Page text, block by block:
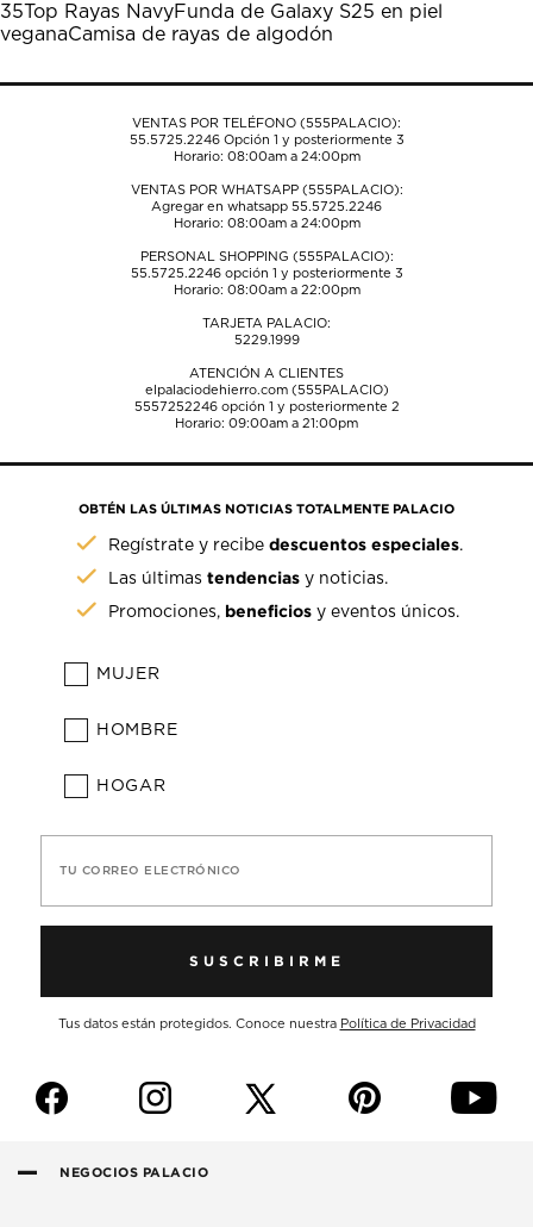
abrirá
el
de
abrirá
el
de
abrirá
el
de
abrirá
el
de
abrirá
el
de
35Top Rayas NavyFunda de Galaxy S25 en piel
veganaCamisa de rayas de algodón
VENTAS POR TELÉFONO (555PALACIO):
55.5725.2246Opción 1 y posteriormente 3
Horario: 08:00am a 24:00pm
VENTAS POR WHATSAPP (555PALACIO):
Agregar en whatsapp 55.5725.2246
Horario: 08:00am a 24:00pm
PERSONAL SHOPPING (555PALACIO):
55.5725.2246opción 1 y posteriormente 3
Horario: 08:00am a 22:00pm
TARJETA PALACIO:
5229.1999
ATENCIÓN A CLIENTES
elpalaciodehierro.com (555PALACIO)
5557252246opción 1 y posteriormente 2
Horario: 09:00am a 21:00pm
OBTÉN LAS ÚLTIMAS NOTICIAS TOTALMENTE PALACIO
Regístrate y recibedescuentos especiales.
Las últimastendencias y noticias.
Promociones, beneficios y eventos únicos.
MUJER
HOMBRE
HOGAR
TU CORREO ELECTRÓNICO
SUSCRIBIRME
Tus datos están protegidos. Conoce nuestra Política de Privacidad
f i p y
NEGOCIOS PALACIO